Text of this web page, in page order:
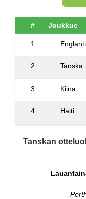
# Joukkue
1 Englanti
2 Tanska
3 Kiina
4 Haiti
Tanskan